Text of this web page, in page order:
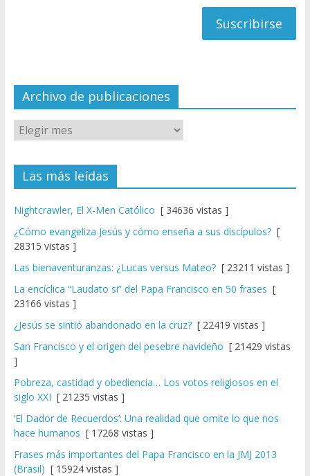
el
Archivo de publicaciones
Las más leídas
Nightcrawler, El X-Men Católico [ 34636 vistas ]
¿Cómo evangeliza Jesús y cómo enseña a sus discípulos?[
28315 vistas ]
Las bienaventuranzas: ¿Lucas versus Mateo?[ 23211 vistas ]
La encíclica “Laudato si” del Papa Francisco en 50 frases [
23166 vistas ]
¿Jesús se sintió abandonado en la cruz?[ 22419 vistas ]
San Francisco y el origen del pesebre navideño [ 21429 vistas
]
Pobreza, castidad y obediencia… Los votos religiosos en el
siglo XXI [ 21235 vistas ]
‘El Dador de Recuerdos’: Una realidad que omite lo que nos
hace humanos [ 17268 vistas ]
Frases más importantes del Papa Francisco en la JMJ 2013
(Brasil) [ 15924 vistas ]